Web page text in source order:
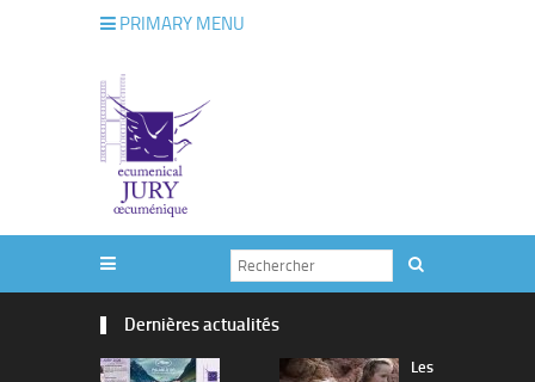
PRIMARY MENU
Dernières actualités
Les